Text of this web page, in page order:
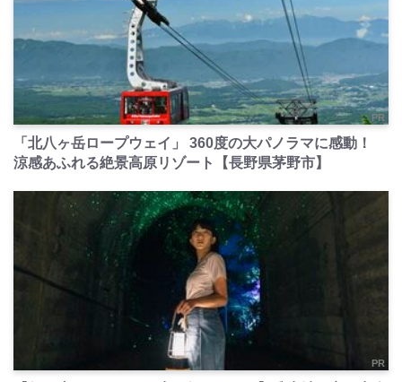
PR
「北八ヶ岳ロープウェイ」 360度の大パノラマに感動！
涼感あふれる絶景高原リゾート【長野県茅野市】
PR